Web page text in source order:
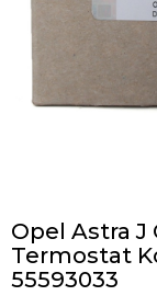
Opel Astra J
Termostat
55593033